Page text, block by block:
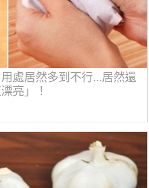
處居然多到不行...居然還
亮」！